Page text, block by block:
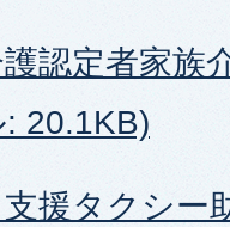
認定者家族
20.1KB)
援タクシー